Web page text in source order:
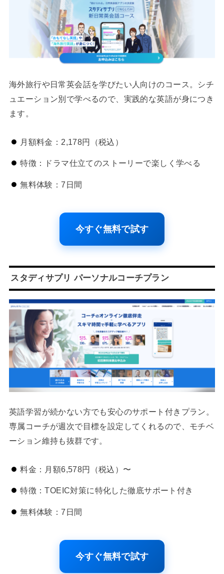
海外旅行や日常英会話を学びたい人向けのコース。シチ
ュエーション別で学べるので、実践的な英語が身につき
ます。
月額料金：2,178円（税込）
特徴：ドラマ仕立てのストーリーで楽しく学べる
無料体験：7日間
今すぐ無料で試す
スタディサプリ パーソナルコーチプラン
英語学習が続かない方でも安心のサポート付きプラン。
専属コーチが週次で目標を設定してくれるので、モチベ
ーション維持も抜群です。
料金：月額6,578円（税込）〜
特徴：TOEIC対策に特化した徹底サポート付き
無料体験：7日間
今すぐ無料で試す